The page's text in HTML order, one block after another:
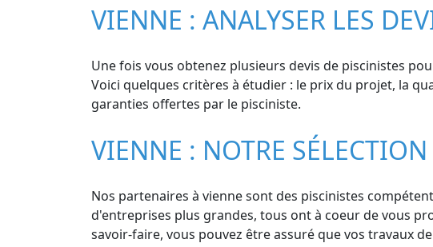
VIENNE : ANALYSER LES
Une fois vous obtenez plusieurs devis de piscinistes
Voici quelques critères à étudier : le prix du projet, la
garanties offertes par le pisciniste.
VIENNE : NOTRE
Nos partenaires à vienne sont des piscinistes
d'entreprises plus grandes, tous ont à coeur de vous
savoir-faire, vous pouvez être assuré que vos travaux